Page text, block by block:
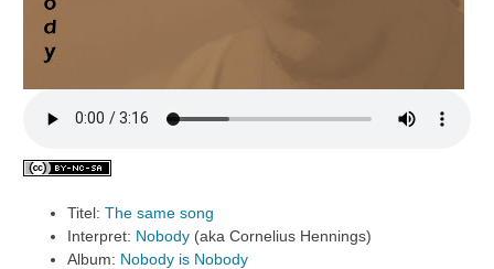
Titel: The same song
Interpret: Nobody (aka Cornelius Hennings)
Album: Nobody is Nobody